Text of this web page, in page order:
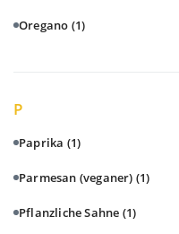
Oregano (1)
P
Paprika (1)
Parmesan (veganer) (1)
Pflanzliche Sahne (1)